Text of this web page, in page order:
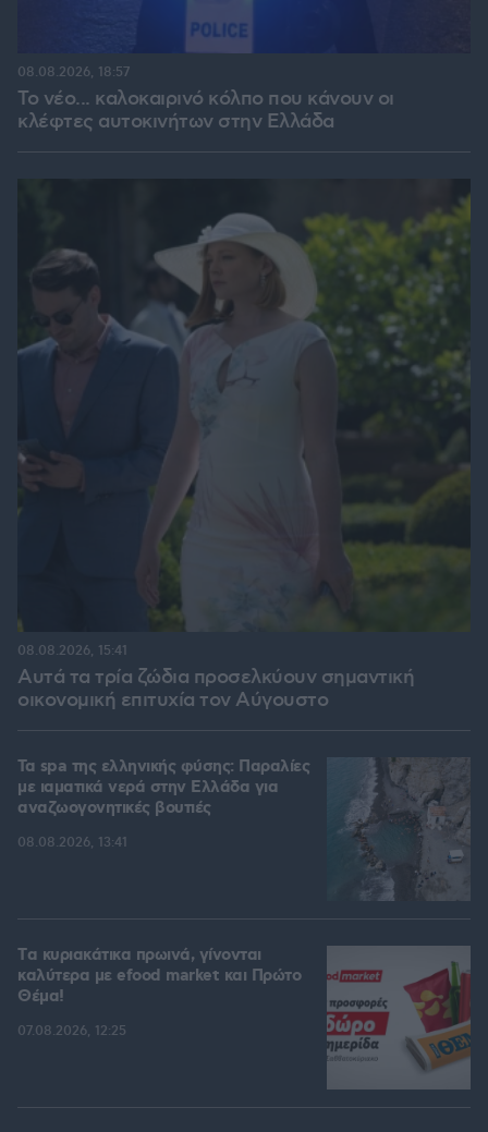
Το νέο... καλοκαιρινό κόλπο που κάνουν οι
κλέφτες αυτοκινήτων στην Ελλάδα
08.08.2026, 18:57
Αυτά τα τρία ζώδια προσελκύουν σημαντική
οικονομική επιτυχία τον Αύγουστο
08.08.2026, 15:41
Τα spa της ελληνικής φύσης: Παραλίες
με ιαματικά νερά στην Ελλάδα για
αναζωογονητικές βουτιές
08.08.2026, 13:41
Tα κυριακάτικα πρωινά, γίνονται
καλύτερα με efood market και Πρώτο
Θέμα!
07.08.2026, 12:25